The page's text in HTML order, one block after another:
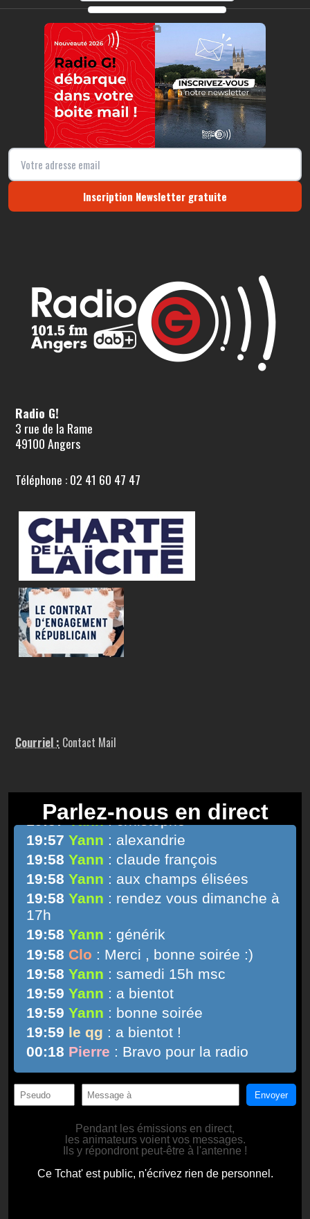
https://radio-g.fr?8771
⧉
Inscription Newsletter gratuite
Radio G!
3 rue de la Rame
49100 Angers
Téléphone : 02 41 60 47 47
Courriel : Contact Mail